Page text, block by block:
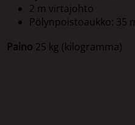
2 m virtajohto
Pölynpoistoaukko: 35
Paino 25 kg (kilogramma)